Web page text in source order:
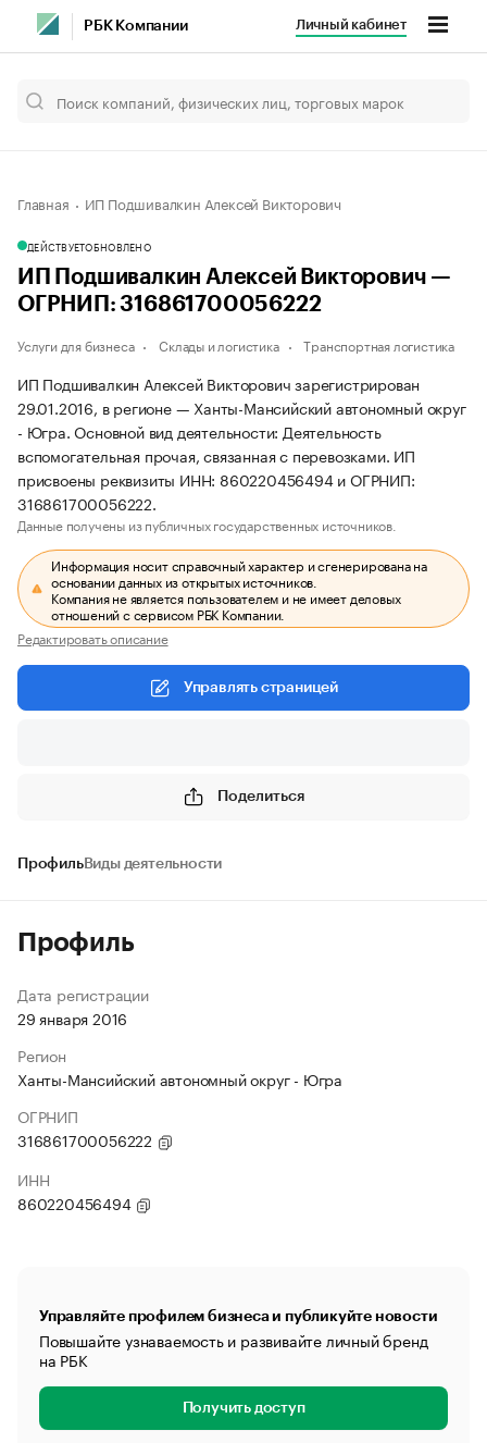
РБК Компании Личный кабинет
Главная ИП Подшивалкин Алексей Викторович
ДЕЙСТВУЕТОБНОВЛЕНО
ИП Подшивалкин Алексей Викторович —
ОГРНИП: 316861700056222
Услуги для бизнеса Склады и логистика Транспортная логистика
ИП Подшивалкин Алексей Викторович зарегистрирован
29.01.2016, в регионе — Ханты-Мансийский автономный округ
- Югра. Основной вид деятельности: Деятельность
вспомогательная прочая, связанная с перевозками. ИП
присвоены реквизиты ИНН: 860220456494 и ОГРНИП:
316861700056222.
Данные получены из публичных государственных источников.
Информация носит справочный характер и сгенерирована на
основании данных из открытых источников.
Компания не является пользователем и не имеет деловых
отношений с сервисом РБК Компании.
Редактировать описание
Управлять страницей
Поделиться
ПрофильВиды деятельности
Профиль
Дата регистрации
29 января 2016
Регион
Ханты-Мансийский автономный округ - Югра
ОГРНИП
316861700056222
ИНН
860220456494
Управляйте профилем бизнеса и публикуйте новости
Повышайте узнаваемость и развивайте личный бренд
на РБК
Получить доступ